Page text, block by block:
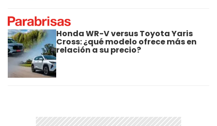
Honda WR-V versus Toyota Yaris
Cross: ¿qué modelo ofrece más en
relación a su precio?